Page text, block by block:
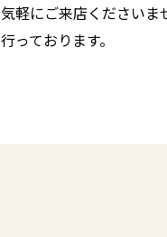
軽にご来店くださいま
っております。